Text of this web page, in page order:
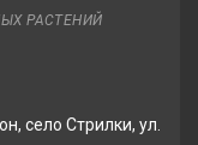
РАСТЕНИЙ
село Стрилки, ул.